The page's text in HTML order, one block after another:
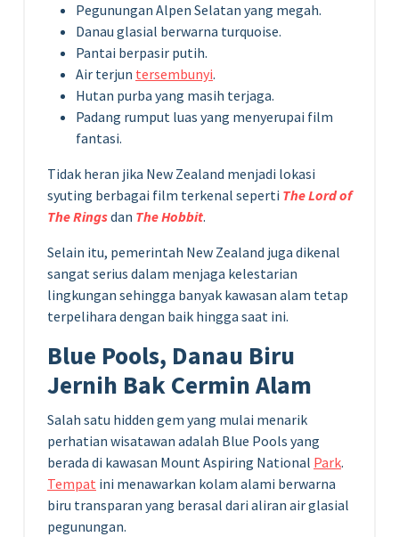
Pegunungan Alpen Selatan yang megah.
Danau glasial berwarna turquoise.
Pantai berpasir putih.
Air terjun tersembunyi.
Hutan purba yang masih terjaga.
Padang rumput luas yang menyerupai film
fantasi.
Tidak heran jika New Zealand menjadi lokasi
syuting berbagai film terkenal seperti The Lord of
The Ringsdan The Hobbit.
Selain itu, pemerintah New Zealand juga dikenal
sangat serius dalam menjaga kelestarian
lingkungan sehingga banyak kawasan alam tetap
terpelihara dengan baik hingga saat ini.
Blue Pools, Danau Biru
Jernih Bak Cermin Alam
Salah satu hidden gem yang mulai menarik
perhatian wisatawan adalah Blue Pools yang
berada di kawasan Mount Aspiring National Park.
Tempat ini menawarkan kolam alami berwarna
biru transparan yang berasal dari aliran air glasial
pegunungan.